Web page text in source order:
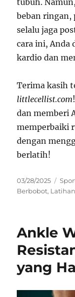
beban ringan,
selalu jaga
cara ini, Anda
kardio dan
Terima kasih
littlecellist.com
dan memberi
memperbaiki
dengan
berlatih!
Posted
on
03/28/2025
Berbobot,
Ankle
yang